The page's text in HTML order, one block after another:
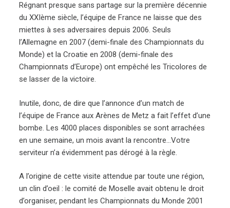
Régnant presque sans partage sur la première décennie
du XXIème siècle, l’équipe de France ne laisse que des
miettes à ses adversaires depuis 2006. Seuls
l’Allemagne en 2007 (demi-finale des Championnats du
Monde) et la Croatie en 2008 (demi-finale des
Championnats d’Europe) ont empêché les Tricolores de
se lasser de la victoire.
Inutile, donc, de dire que l’annonce d’un match de
l’équipe de France aux Arènes de Metz a fait l’effet d’une
bombe. Les 4000 places disponibles se sont arrachées
en une semaine, un mois avant la rencontre…Votre
serviteur n’a évidemment pas dérogé à la règle.
A l’origine de cette visite attendue par toute une région,
un clin d’oeil : le comité de Moselle avait obtenu le droit
d’organiser, pendant les Championnats du Monde 2001